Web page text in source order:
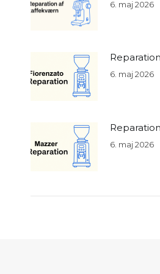
6. maj 2026
6. maj 2026
6. maj 2026